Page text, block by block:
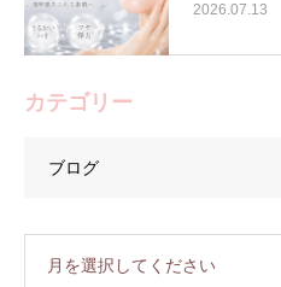
2026.07.13
カテゴリー
ブログ
月を選択してください